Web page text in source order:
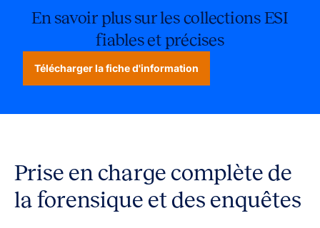
En savoir plus sur les collections ESI
fiables et précises
Télécharger la fiche d'information
Prise en charge complète de
la forensique et des enquêtes